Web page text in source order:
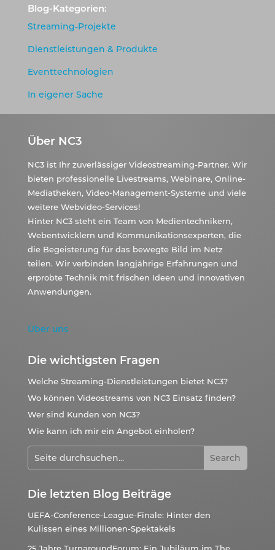
Blog-Kategorien:
Streaming-Projekte
Dienstleistungen & Produkte
Eventtechnologien
In eigener Sache
Über NC3
NC3 ist Ihr zuverlässiger Videostreaming-Partner. Wir
bieten professionelle Livestreams, Webinare, Online-
Mediatheken, Video-Management-Systeme und viele
weitere Webvideo-Services!
Hinter NC3 steht ein Team von Medientechnikern,
Webentwicklern und Kommunikationsexperten, die
die Begeisterung für das bewegte Bild im Netz
teilen. Wir verbinden langjährige Erfahrungen und
erprobte Technik mit frischen Ideen und innovativen
Anwendungen.
Über uns
Die wichtigsten Fragen
Welche Streaming-Dienstleistungen bietet NC3?
Wo können Videostreams von NC3 Einsatz finden?
Wer sind Kunden von NC3?
Wie kann ich mir ein Angebot einholen?
Die letzten Blog Beiträge
UEFA-Conference-League-Finale: Hinter den
Kulissen eines Millionen-Spektakels